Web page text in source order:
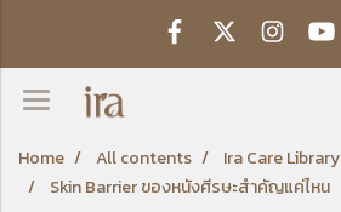
Home All contents Ira Care Library
Skin Barrier ของหนังศีรษะสำคัญแค่ไหน